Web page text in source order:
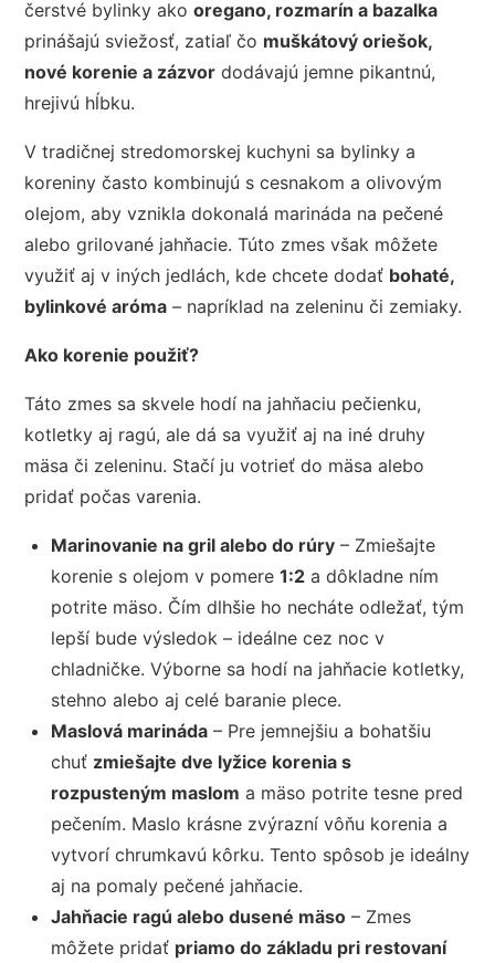
čerstvé bylinky akooregano, rozmarín a bazalka
prinášajú sviežosť, zatiaľ čo muškátový oriešok,
nové korenie a zázvor dodávajú jemne pikantnú,
hrejivú hĺbku.
V tradičnej stredomorskej kuchyni sa bylinky a
koreniny často kombinujú s cesnakom a olivovým
olejom, aby vznikla dokonalá marináda na pečené
alebo grilované jahňacie. Túto zmes však môžete
využiť aj v iných jedlách, kde chcete dodať bohaté,
bylinkové aróma – napríklad na zeleninu či zemiaky.
Ako korenie použiť?
Táto zmes sa skvele hodí na jahňaciu pečienku,
kotletky aj ragú, ale dá sa využiť aj na iné druhy
mäsa či zeleninu. Stačí ju votrieť do mäsa alebo
pridať počas varenia.
Marinovanie na gril alebo do rúry – Zmiešajte
korenie s olejom v pomere1:2 a dôkladne ním
potrite mäso. Čím dlhšie ho necháte odležať, tým
lepší bude výsledok – ideálne cez noc v
chladničke. Výborne sa hodí na jahňacie kotletky,
stehno alebo aj celé baranie plece.
Maslová marináda – Pre jemnejšiu a bohatšiu
chuť zmiešajte dve lyžice korenia s
rozpusteným maslom a mäso potrite tesne pred
pečením. Maslo krásne zvýrazní vôňu korenia a
vytvorí chrumkavú kôrku. Tento spôsob je ideálny
aj na pomaly pečené jahňacie.
Jahňacie ragú alebo dusené mäso – Zmes
môžete pridať priamo do základu pri restovaní